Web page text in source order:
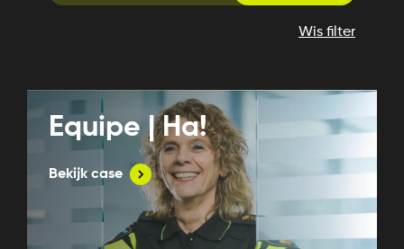
Wis filter
Equipe | Ha!
Bekijk case